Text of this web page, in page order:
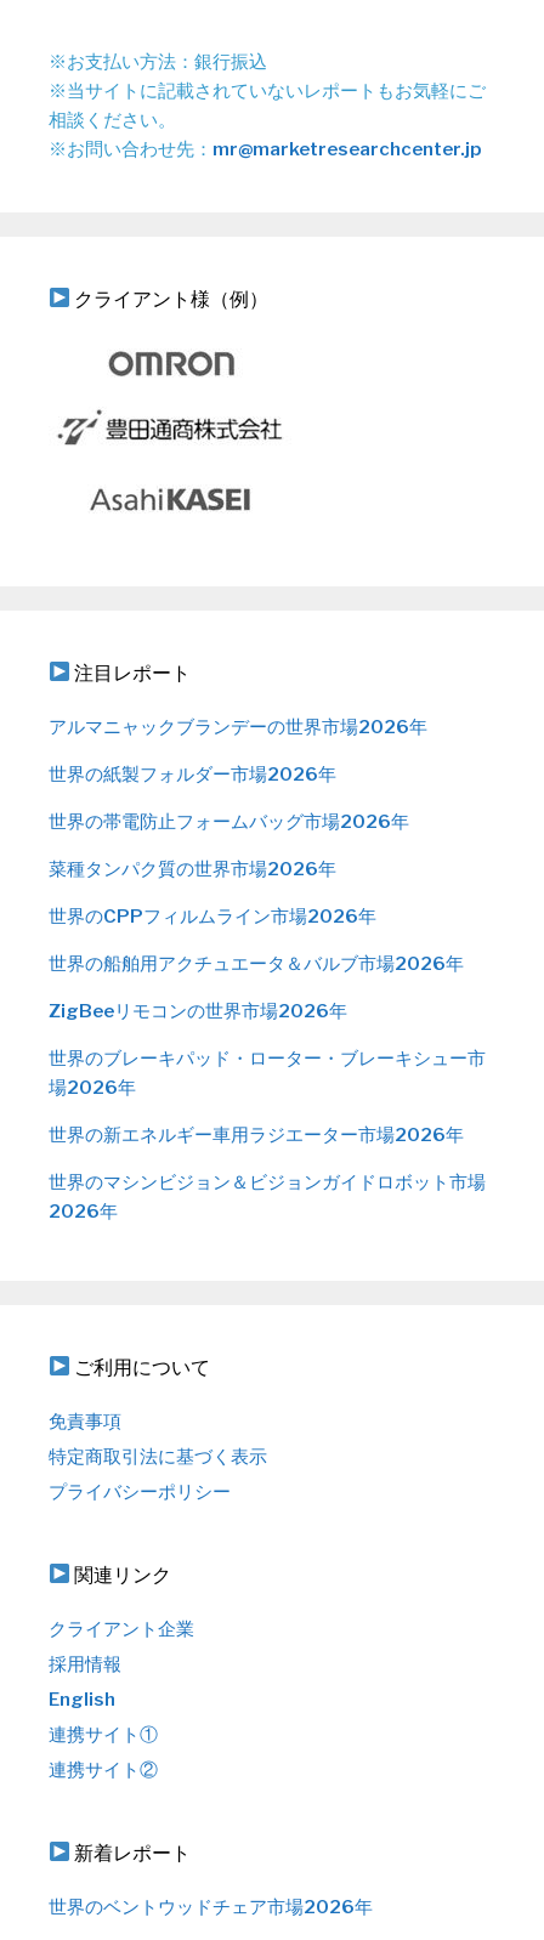
※お支払い方法：銀行振込
※当サイトに記載されていないレポートもお気軽にご
相談ください。
※お問い合わせ先： mr@marketresearchcenter.jp
クライアント様（例）
注目レポート
アルマニャックブランデーの世界市場2026年
世界の紙製フォルダー市場2026年
世界の帯電防止フォームバッグ市場2026年
菜種タンパク質の世界市場2026年
世界のCPPフィルムライン市場2026年
世界の船舶用アクチュエータ＆バルブ市場2026年
ZigBeeリモコンの世界市場2026年
世界のブレーキパッド・ローター・ブレーキシュー市
場2026年
世界の新エネルギー車用ラジエーター市場2026年
世界のマシンビジョン＆ビジョンガイドロボット市場
2026年
ご利用について
免責事項
特定商取引法に基づく表示
プライバシーポリシー
関連リンク
クライアント企業
採用情報
English
連携サイト①
連携サイト②
新着レポート
世界のベントウッドチェア市場2026年